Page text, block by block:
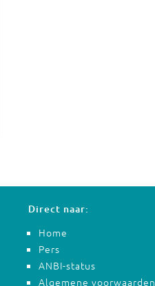
Direct naar:
Home
Pers
ANBI-status
Algemene voorwaarden